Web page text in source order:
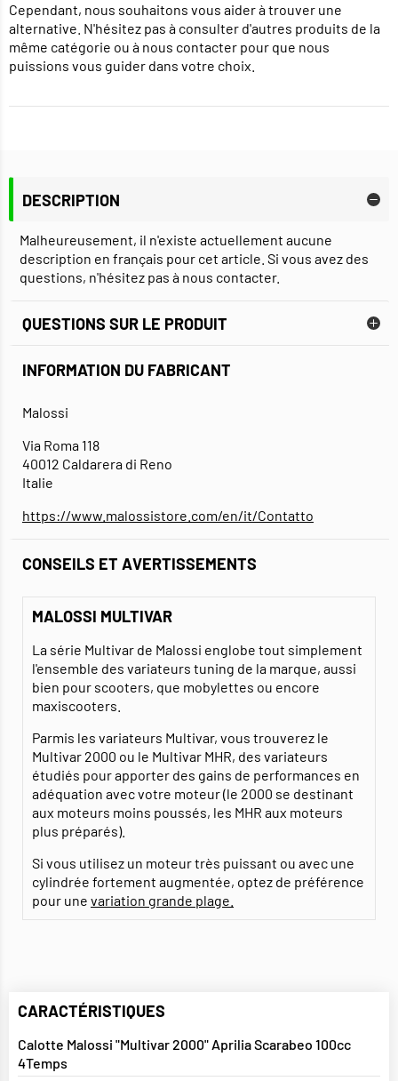
Cependant, nous souhaitons vous aider à trouver une
alternative. N'hésitez pas à consulter d'autres produits de la
même catégorie ou à nous contacter pour que nous
puissions vous guider dans votre choix.
DESCRIPTION
Malheureusement, il n'existe actuellement aucune
description en français pour cet article. Si vous avez des
questions, n'hésitez pas à nous contacter.
QUESTIONS SUR LE PRODUIT
INFORMATION DU FABRICANT
Malossi
Via Roma 118
40012 Caldarera di Reno
Italie
https://www.malossistore.com/en/it/Contatto
CONSEILS ET AVERTISSEMENTS
MALOSSI MULTIVAR
La série Multivar de Malossi englobe tout simplement
l'ensemble des variateurs tuning de la marque, aussi
bien pour scooters, que mobylettes ou encore
maxiscooters.
Parmis les variateurs Multivar, vous trouverez le
Multivar 2000 ou le Multivar MHR, des variateurs
étudiés pour apporter des gains de performances en
adéquation avec votre moteur (le 2000 se destinant
aux moteurs moins poussés, les MHR aux moteurs
plus préparés).
Si vous utilisez un moteur très puissant ou avec une
cylindrée fortement augmentée, optez de préférence
pour une variation grande plage.
CARACTÉRISTIQUES
Calotte Malossi "Multivar 2000" Aprilia Scarabeo 100cc
4Temps